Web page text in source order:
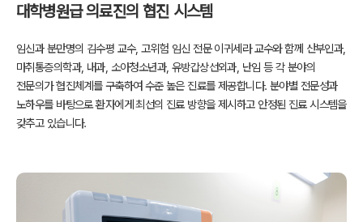
대학병원급 의료진의 협진 시스템
임신과 분만명의 김수평 교수, 고위험 임신 전문 이귀세라 교수와 함께 산부인과,
마취통증의학과, 내과, 소아청소년과, 유방갑상선외과, 난임 등각 분야의
전문의가 협진체계를 구축하여 수준 높은 진료를 제공합니다. 분야별 전문성과
노하우를 바탕으로 환자에게 최선의 진료 방향을 제시하고 안정된 진료 시스템을
갖추고 있습니다.